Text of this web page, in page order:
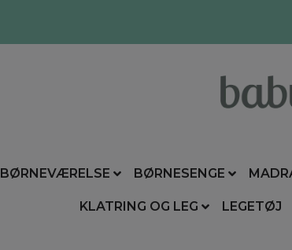
BØRNEVÆRELSE BØRNESENGE
KLATRING OG LEG LEGETØJ